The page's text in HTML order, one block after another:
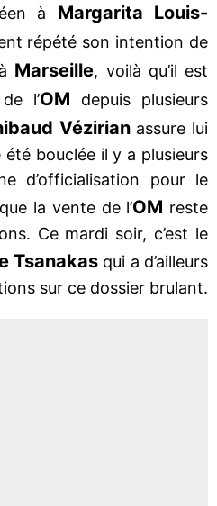
à Margarita Louis-
répété son intention de
Marseille, voilà qu’il est
l’OM depuis plusieurs
Vézirianassure lui
été bouclée il y a plusieurs
d’officialisation pour le
la vente de l’OM reste
Ce mardi soir, c’est le
Tsanakas qui a d’ailleurs
sur ce dossier brulant.